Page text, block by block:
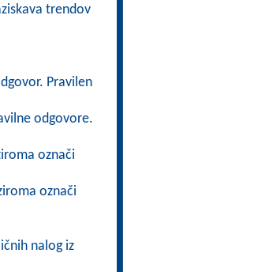
trendov
Pravilen
odgovore.
označi
označi
nalog iz